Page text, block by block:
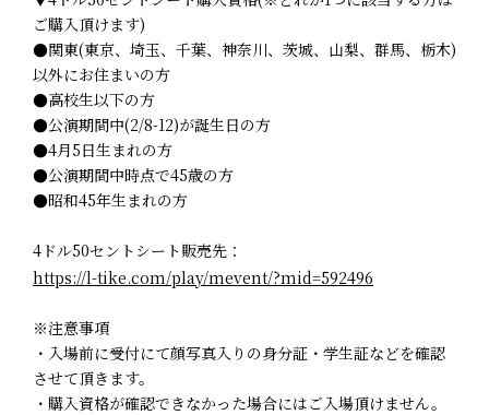
ご購入頂けます)
●関東(東京、埼玉、千葉、神奈川、茨城、山梨、群馬、栃木)
以外にお住まいの方
●高校生以下の方
●公演期間中(2/8-12)が誕生日の方
●4月5日生まれの方
●公演期間中時点で45歳の方
●昭和45年生まれの方
4ドル50セントシート販売先：
https://l-tike.com/play/mevent/?mid=592496
※注意事項
・入場前に受付にて顔写真入りの身分証・学生証などを確認
させて頂きます。
・購入資格が確認できなかった場合にはご入場頂けません。